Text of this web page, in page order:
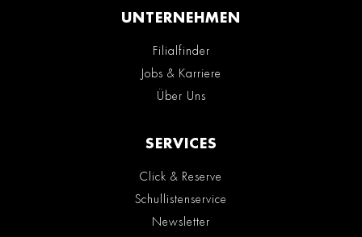
UNTERNEHMEN
Filialfinder
Jobs & Karriere
Über Uns
SERVICES
Click & Reserve
Schullistenservice
Newsletter